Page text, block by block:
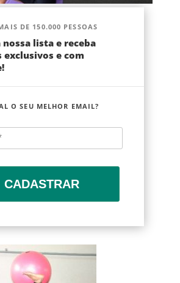
DE 150.000 PESSOAS
nossa lista e receba
exclusivos e com
O SEU MELHOR EMAIL?
CADASTRAR